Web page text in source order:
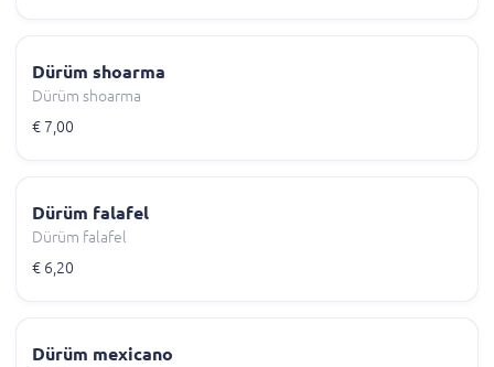
Dürüm shoarma
Dürüm shoarma
€ 7,00
Dürüm falafel
Dürüm falafel
€ 6,20
Dürüm mexicano